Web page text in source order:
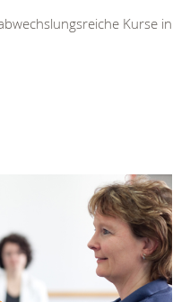
Kurse in